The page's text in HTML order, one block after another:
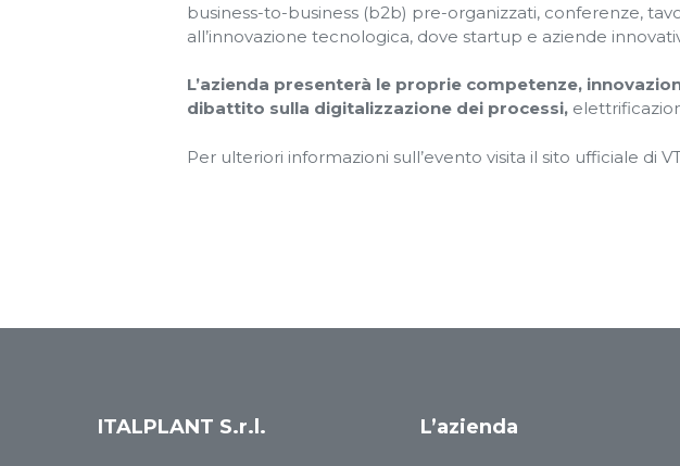
business-to-business (b2b) pre-organizzati, conferenze,
all’innovazione tecnologica, dove startup e aziende
L’azienda presenterà le proprie competenze,
dibattito sulla digitalizzazione dei processi,
Per ulteriori informazioni sull’evento visita il sito ufficiale di
ITALPLANT S.r.l. L’azienda